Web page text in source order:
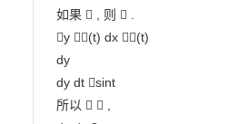
如果  , 则  .
y (t) dx (t)
dy
dy dt sint
所以   ,